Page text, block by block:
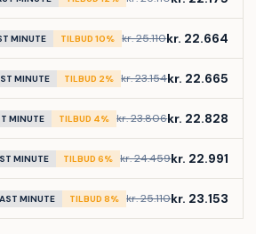
MINUTE TILBUD 10% kr. 25.110kr. 22.664
MINUTE TILBUD 2% kr. 23.154kr. 22.665
MINUTE TILBUD 4% kr. 23.806kr. 22.828
MINUTE TILBUD 6% kr. 24.459kr. 22.991
MINUTE TILBUD 8% kr. 25.110kr. 23.153